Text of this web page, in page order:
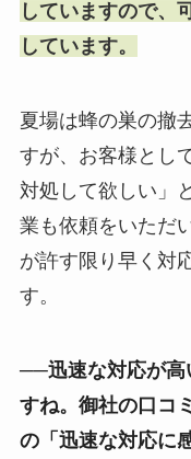
していますので、
しています。
夏場は蜂の巣の撤
すが、お客様とし
対処して欲しい」
業も依頼をいただ
が許す限り早く対
す。
──迅速な対応が高
すね。御社の口コ
の「迅速な対応に